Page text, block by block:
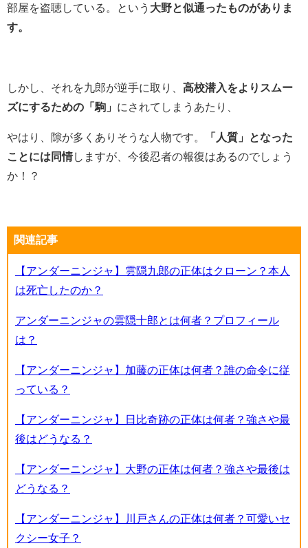
部屋を盗聴している。という 大野と似通ったものがありま
す。
しかし、それを九郎が逆手に取り、 高校潜入をよりスムー
ズにするための「駒」 にされてしまうあたり、
やはり、隙が多くありそうな人物です。
「人質」となった
ことには同情しますが、今後忍者の報復はあるのでしょう
か！？
関連記事
【アンダーニンジャ】雲隠九郎の正体はクローン？本人
は死亡したのか？
アンダーニンジャの雲隠十郎とは何者？プロフィール
は？
【アンダーニンジャ】加藤の正体は何者？誰の命令に従
っている？
【アンダーニンジャ】日比奇跡の正体は何者？強さや最
後はどうなる？
【アンダーニンジャ】大野の正体は何者？強さや最後は
どうなる？
【アンダーニンジャ】川戸さんの正体は何者？可愛いセ
クシー女子？